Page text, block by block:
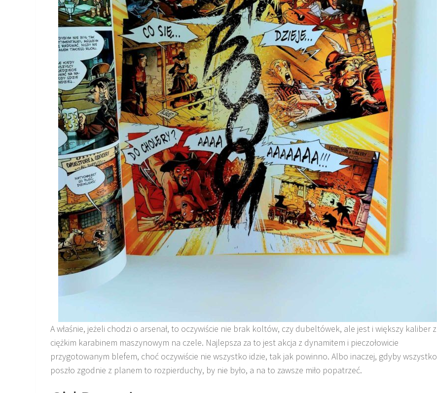
A właśnie, jeżeli chodzi o arsenał, to oczywiście nie brak koltów, czy dubeltówek, ale jest i większy kaliber z
ciężkim karabinem maszynowym na czele. Najlepsza za to jest akcja z dynamitem i pieczołowicie
przygotowanym blefem, choć oczywiście nie wszystko idzie, tak jak powinno. Albo inaczej, gdyby wszystko
poszło zgodnie z planem to rozpierduchy, by nie było, a na to zawsze miło popatrzeć.